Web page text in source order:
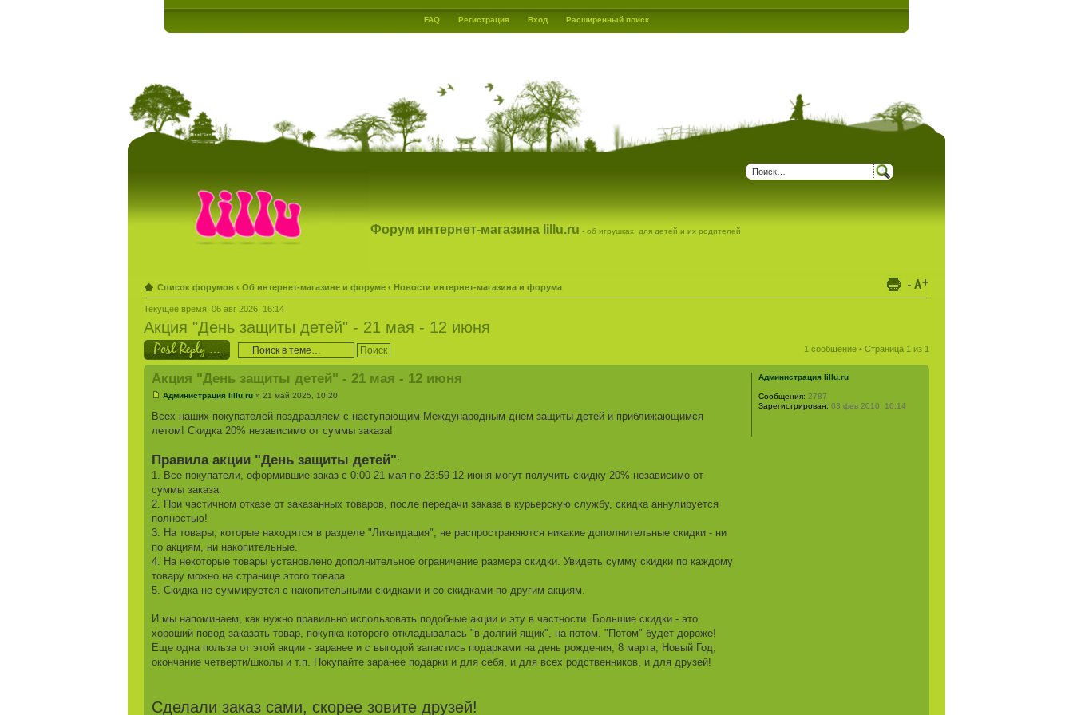
FAQ Регистрация Вход Расширенный поиск
Форум интернет-магазина lillu.ru - об игрушках, для детей и их родителей
Список форумов ‹ Об интернет-магазине и форуме ‹ Новости интернет-магазина и форума
Текущее время: 06 авг 2026, 16:14
Акция "День защиты детей" - 21 мая - 12 июня
Ответить 1 сообщение • Страница 1 из 1
Акция "День защиты детей" - 21 мая - 12 июня
Администрация lillu.ru » 21 май 2025, 10:20
Всех наших покупателей поздравляем с наступающим Международным днем защиты детей и приближающимся
летом! Скидка 20% независимо от суммы заказа!
Правила акции "День защиты детей":
1. Все покупатели, оформившие заказ с 0:00 21 мая по 23:59 12 июня могут получить скидку 20% независимо от
суммы заказа.
2. При частичном отказе от заказанных товаров, после передачи заказа в курьерскую службу, скидка аннулируется
полностью!
3. На товары, которые находятся в разделе "Ликвидация", не распространяются никакие дополнительные скидки - ни
по акциям, ни накопительные.
4. На некоторые товары установлено дополнительное ограничение размера скидки. Увидеть сумму скидки по каждому
товару можно на странице этого товара.
5. Скидка не суммируется с накопительными скидками и со скидками по другим акциям.
И мы напоминаем, как нужно правильно использовать подобные акции и эту в частности. Большие скидки - это
хороший повод заказать товар, покупка которого откладывалась "в долгий ящик", на потом. "Потом" будет дороже!
Еще одна польза от этой акции - заранее и с выгодой запастись подарками на день рождения, 8 марта, Новый Год,
окончание четверти/школы и т.п. Покупайте заранее подарки и для себя, и для всех родственников, и для друзей!
Сделали заказ сами, скорее зовите друзей!
Администрация lillu.ru
Сообщения: 2787
Зарегистрирован: 03 фев 2010, 10:14